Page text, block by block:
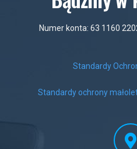
Numer konta: 63 1160
Standardy
Standardy ochrony